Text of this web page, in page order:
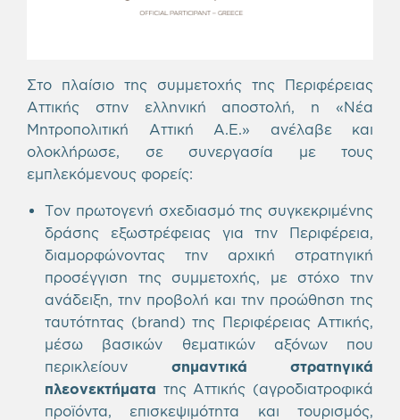
Στο πλαίσιο της συμμετοχής της Περιφέρειας
Αττικής στην ελληνική αποστολή, η «Νέα
Μητροπολιτική Αττική Α.Ε.» ανέλαβε και
ολοκλήρωσε, σε συνεργασία με τους
εμπλεκόμενους φορείς:
Τον πρωτογενή σχεδιασμό της συγκεκριμένης
δράσης εξωστρέφειας για την Περιφέρεια,
διαμορφώνοντας την αρχική στρατηγική
προσέγγιση της συμμετοχής, με στόχο την
ανάδειξη, την προβολή και την προώθηση της
ταυτότητας (brand) της Περιφέρειας Αττικής,
μέσω βασικών θεματικών αξόνων που
περικλείουν σημαντικά στρατηγικά
πλεονεκτήματα της Αττικής (αγροδιατροφικά
προϊόντα, επισκεψιμότητα και τουρισμός,